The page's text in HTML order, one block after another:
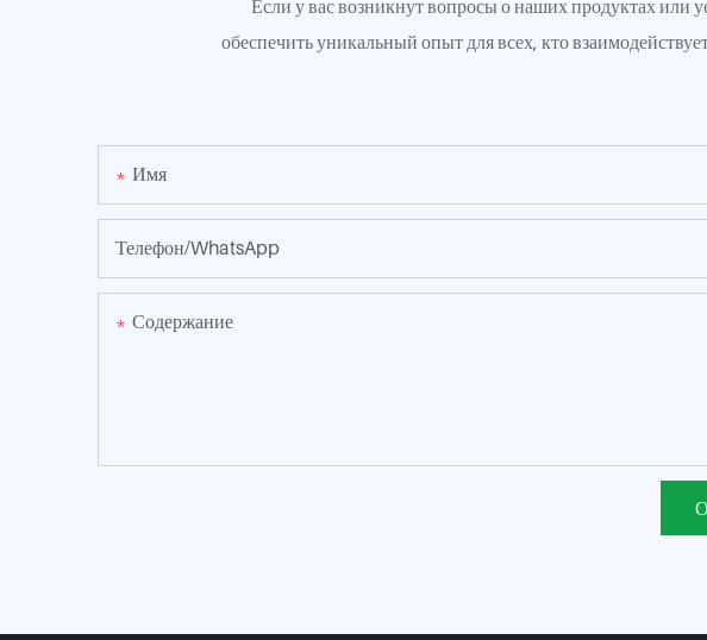
Если у вас возникнут вопросы о наших продуктах или
обеспечить уникальный опыт для всех, кто
Имя
Телефон/WhatsApp
Содержание